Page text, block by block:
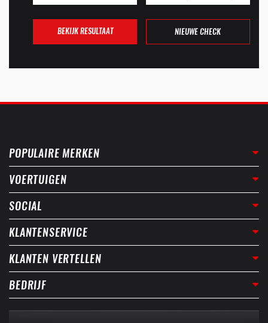
BEKIJK RESULTAAT NIEUWE CHECK
POPULAIRE MERKEN
VOERTUIGEN
SOCIAL
KLANTENSERVICE
KLANTEN VERTELLEN
BEDRIJF